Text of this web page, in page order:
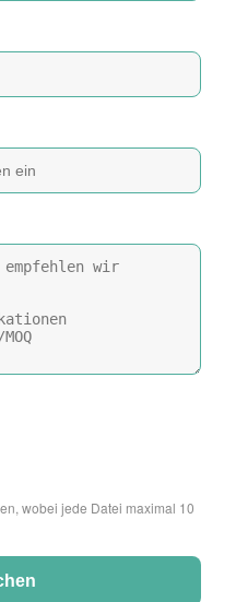
wobei jede Datei maximal 10